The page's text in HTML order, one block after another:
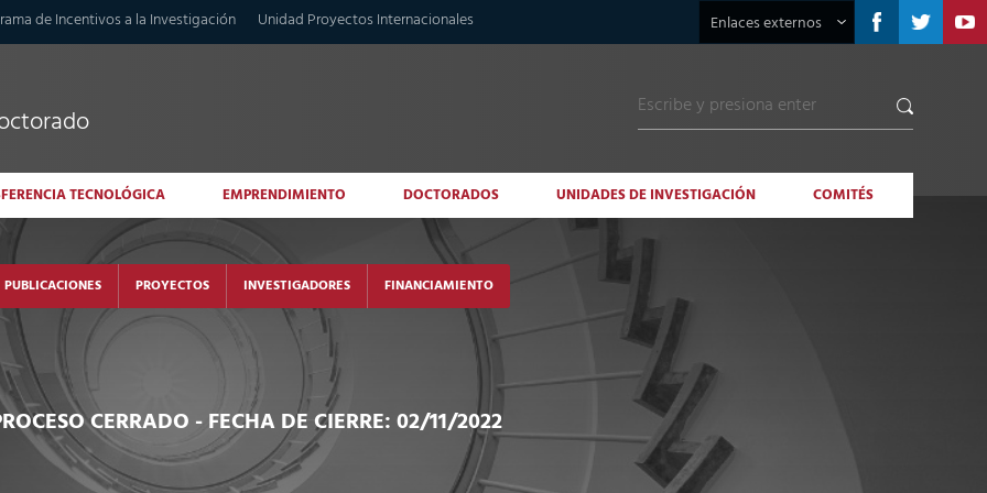
de Incentivos a la Investigación Unidad Proyectos Internacionales Enlaces externos
TECNOLÓGICA EMPRENDIMIENTO DOCTORADOS UNIDADES DE INVESTIGACIÓN COMITÉS
PUBLICACIONES PROYECTOS INVESTIGADORES FINANCIAMIENTO
CERRADO - FECHA DE CIERRE: 02/11/2022